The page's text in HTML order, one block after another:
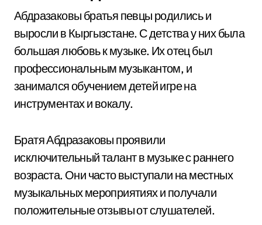
Абдразаковы братья певцы родились и
выросли в Кыргызстане. С детства у них была
большая любовь к музыке. Их отец был
профессиональным музыкантом, и
занимался обучением детей игре на
инструментах и вокалу.
Братя Абдразаковы проявили
исключительный талант в музыке с раннего
возраста. Они часто выступали на местных
музыкальных мероприятиях и получали
положительные отзывы от слушателей.